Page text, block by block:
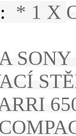
* 1 X